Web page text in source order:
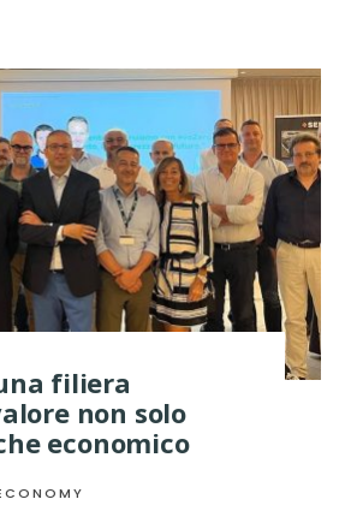
filiera
non solo
economico